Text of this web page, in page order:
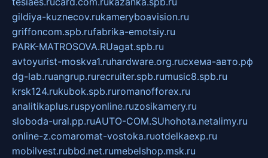
gildiya-kuznecov.rukameryboavision.ru
griffoncom.spb.rufabrika-emotsiy.ru
PARK-MATROSOVA.RUagat.spb.ru
avtoyurist-moskva1.ruhardware.org.ruсхема-авто.рф
dg-lab.ruangrup.rurecruiter.spb.rumusic8.spb.ru
krsk124.rukubok.spb.ruromanofforex.ru
analitikaplus.ruspyonline.ruzosikamery.ru
sloboda-ural.pp.ruAUTO-COM.SUhohota.netalimy.ru
online-z.comaromat-vostoka.ruotdelkaexp.ru
mobilvest.rubbd.net.rumebelshop.msk.ru